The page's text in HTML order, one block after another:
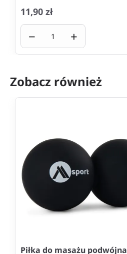
11,90 zł
− +
Zobacz również
Piłka do masażu podwójna